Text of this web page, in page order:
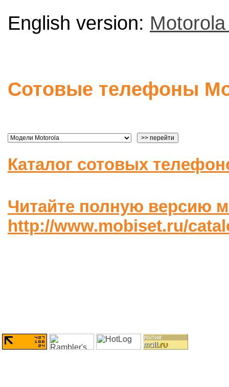
English version:
Сотовые телефоны
Каталог сотовых
Читайте полную версию
http://www.mobiset.ru/